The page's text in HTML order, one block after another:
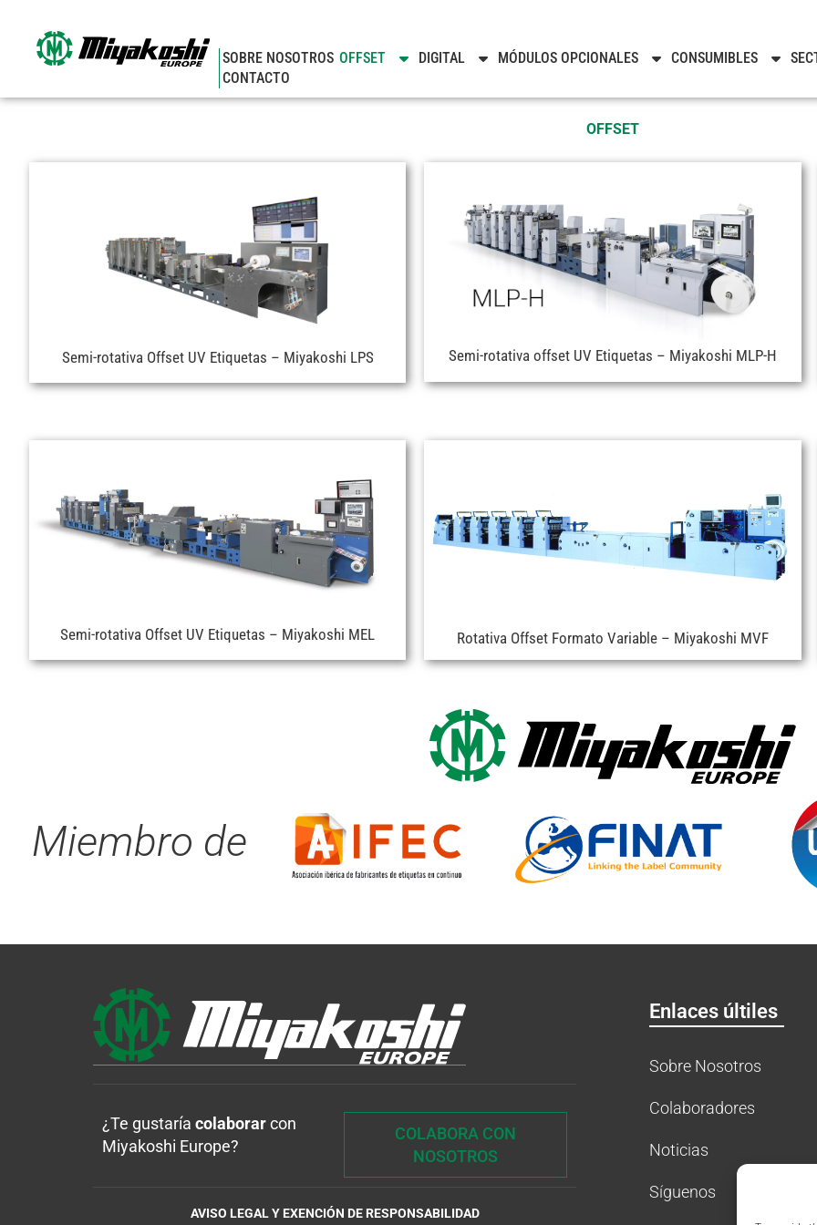
contenido
SOBRE NOSOTROS OFFSET DIGITAL MÓDULOS OPCIONALES CONSUMIBLES
CONTACTO
OFFSET
Semi-rotativa Offset UV Etiquetas – Miyakoshi LPS Semi-rotativa offset UV Etiquetas – Miyakoshi MLP-H
Semi-rotativa Offset UV Etiquetas – Miyakoshi MEL Rotativa Offset Formato Variable – Miyakoshi MVF
Miembro de
¿Te gustaría colaborarcon
Miyakoshi Europe?
COLABORA CON
NOSOTROS
AVISO LEGAL Y EXENCIÓN DE RESPONSABILIDAD
Enlaces últiles
Sobre Nosotros
Colaboradores
Noticias
Síguenos